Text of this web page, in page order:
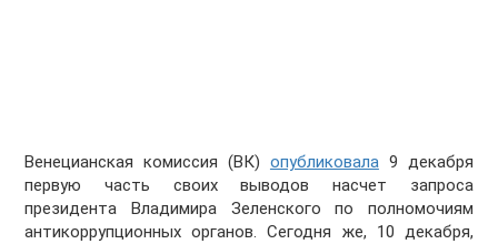
Венецианская комиссия (ВК) опубликовала9 декабря
первую часть своих выводов насчет запроса
президента Владимира Зеленского по полномочиям
антикоррупционных органов. Сегодня же, 10 декабря,